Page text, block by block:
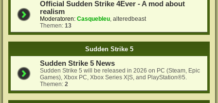
Official Sudden Strike 4Ever - A mod about
realism
Moderatoren: Casquebleu,alteredbeast
Themen:13
Sudden Strike 5
Sudden Strike 5 News
Sudden Strike 5 will be released in 2026 on PC (Steam, Epic
Games), Xbox PC, Xbox Series X|S, and PlayStation®5.
Themen:2